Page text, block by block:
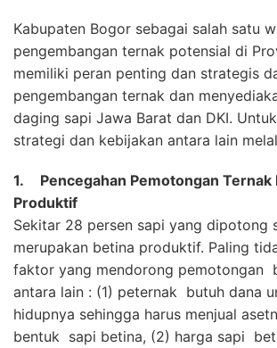
Kabupaten Bogor sebagai salah satu
pengembangan ternak potensial di
memiliki peran penting dan strategis
pengembangan ternak dan
daging sapi Jawa Barat dan DKI.
strategi dan kebijakan antara lain
1.
Pencegahan Pemotongan Ternak
Produktif
Sekitar 28 persen sapi yang dipotong
merupakan betina produktif. Paling
faktor yang mendorong pemotongan
antara lain : (1) peternak butuh dana
hidupnya sehingga harus menjual
bentuk sapi betina, (2) harga sapi